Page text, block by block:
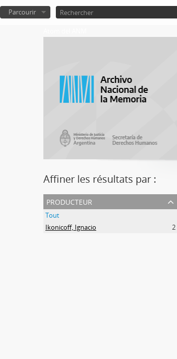
Parcourir
Affiner les résultats par :
producteur
Tout
Ikonicoff, Ignacio
2